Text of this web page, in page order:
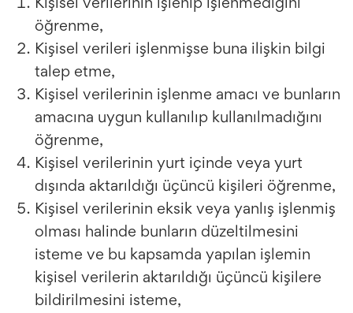
Kişisel verilerinin işlenip işlenmediğini
öğrenme,
Kişisel verileri işlenmişse buna ilişkin bilgi
talep etme,
Kişisel verilerinin işlenme amacı ve bunların
amacına uygun kullanılıp kullanılmadığını
öğrenme,
Kişisel verilerinin yurt içinde veya yurt
dışında aktarıldığı üçüncü kişileri öğrenme,
Kişisel verilerinin eksik veya yanlış işlenmiş
olması halinde bunların düzeltilmesini
isteme ve bu kapsamda yapılan işlemin
kişisel verilerin aktarıldığı üçüncü kişilere
bildirilmesini isteme,